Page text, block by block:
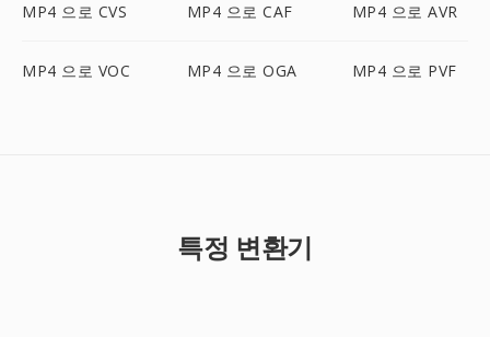
MP4 으로 CVS MP4 으로 CAF MP4 으로 AVR
MP4 으로 VOC MP4 으로 OGA MP4 으로 PVF
특정 변환기